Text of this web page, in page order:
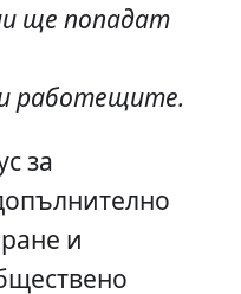
ще попадат
работещите.
за
и